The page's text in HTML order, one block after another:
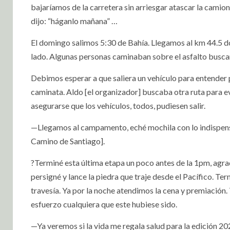
bajaríamos de la carretera sin arriesgar atascar la
dijo: “háganlo mañana” …
El domingo salimos 5:30 de Bahía. Llegamos al km 44.5
lado. Algunas personas caminaban sobre el asfalto
Debimos esperar a que saliera un vehículo para
caminata. Aldo [el organizador] buscaba otra ruta para
asegurarse que los vehículos, todos, pudiesen salir.
—Llegamos al campamento, eché mochila con lo
Camino de Santiago].
?Terminé esta última etapa un poco antes de la 1pm,
persigné y lance la piedra que traje desde el Pacífico.
travesía. Ya por la noche atendimos la cena y
esfuerzo cualquiera que este hubiese sido.
—Ya veremos si la vida me regala salud para la edición